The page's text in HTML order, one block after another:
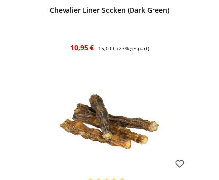
Chevalier Liner Socken (Dark Green)
Verkaufspreis:
10,95 € Regulärer Preis:
15,00 € (27% gespart)